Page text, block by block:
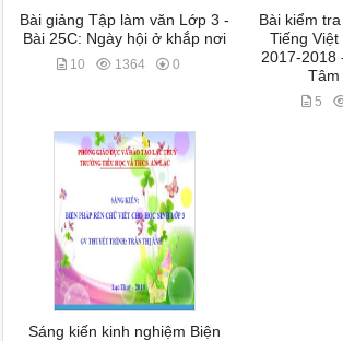
Bài giảng Tập làm văn Lớp 3 -
Bài 25C: Ngày hội ở khắp nơi
10 1364 0
Bài kiểm
Tiếng
2017-2018
Tâm
5
Sáng kiến kinh nghiệm Biện